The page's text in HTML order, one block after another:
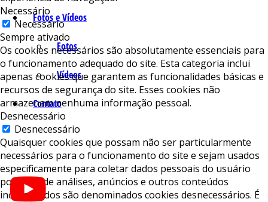
Fotos e Vídeos
Fotos
Vídeos
Contato
Necessário
Necessário
Sempre ativado
Os cookies necessários são absolutamente essenciais para
o funcionamento adequado do site. Esta categoria inclui
apenas cookies que garantem as funcionalidades básicas e
recursos de segurança do site. Esses cookies não
armazenam nenhuma informação pessoal.
Desnecessário
Desnecessário
Quaisquer cookies que possam não ser particularmente
necessários para o funcionamento do site e sejam usados ​​
especificamente para coletar dados pessoais do usuário
por meio de análises, anúncios e outros conteúdos
incorporados são denominados cookies desnecessários. É